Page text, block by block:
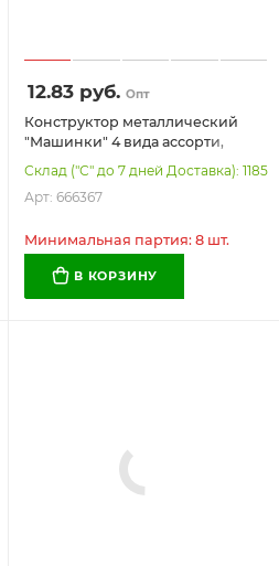
12.83руб. Опт
Конструктор металлический
"Машинки" 4 вида ассорти,
BAMBOX (БАМБОКС), 666367
Склад ("С" до 7 дней Доставка): 1185
Арт: 666367
Минимальная партия: 8 шт.
В КОРЗИНУ